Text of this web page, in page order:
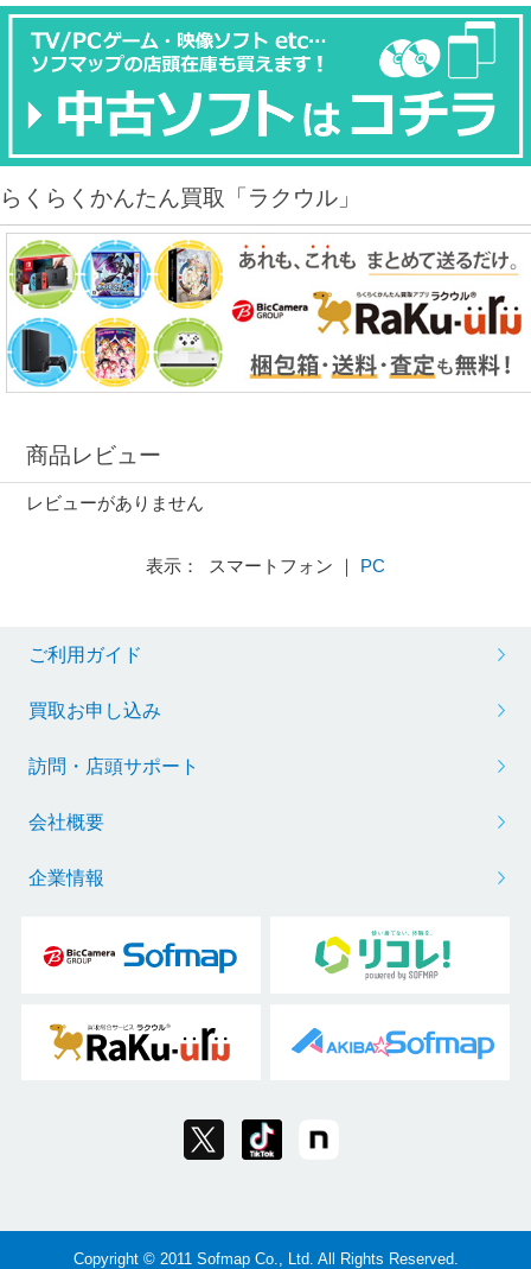
らくらくかんたん買取「ラクウル」
商品レビュー
レビューがありません
表示： スマートフォン ｜ PC
ご利用ガイド
買取お申し込み
訪問・店頭サポート
会社概要
企業情報
Copyright © 2011 Sofmap Co., Ltd. All Rights Reserved.